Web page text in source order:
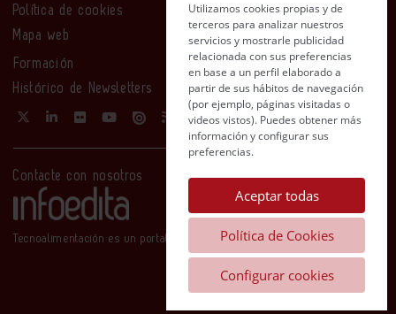
Política de cookies
Mapa web
Formación
Histórico de Newsletters
Contacte con nosotros
Tecnoalimentación es un portal de Infoedita
Utilizamos cookies propias y de
terceros para analizar nuestros
servicios y mostrarle publicidad
relacionada con sus preferencias
en base a un perfil elaborado a
partir de sus hábitos de navegación
(por ejemplo, páginas visitadas o
videos vistos). Puedes obtener más
información y configurar sus
preferencias.
Aceptar todas
Política de Cookies
Configurar cookies